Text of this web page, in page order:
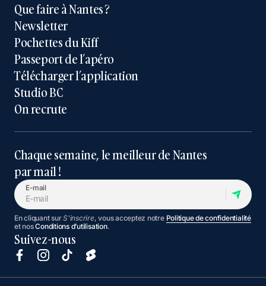
Que faire à Nantes ?
Newsletter
Pochettes du Kiff
Passeport de l’apéro
Télécharger l’application
Studio BC
On recrute
Chaque semaine, le meilleur de Nantes
par mail !
E-mail
En cliquant surS'inscrire, vous acceptez notre Politique de confidentialité
et nosConditions d’utilisation.
Suivez-nous